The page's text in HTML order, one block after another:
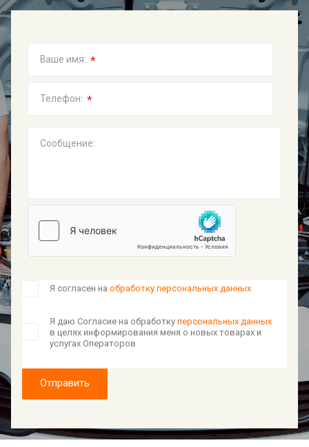
Ваше имя: *
Телефон: *
Сообщение:
Я согласен на обработку персональных данных
Я даю Согласие на обработку персональных данных
в целях информирования меня о новых товарах и
услугах Операторов
Отправить